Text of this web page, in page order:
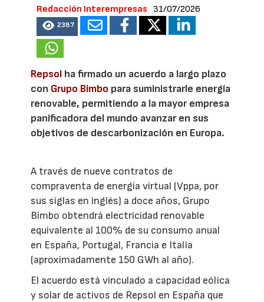
Redacción Interempresas 31/07/2026
2387
Repsol ha firmado un acuerdo a largo plazo
con Grupo Bimbo para suministrarle energía
renovable, permitiendo a la mayor empresa
panificadora del mundo avanzar en sus
objetivos de descarbonización en Europa.
A través de nueve contratos de
compraventa de energía virtual (Vppa, por
sus siglas en inglés) a doce años, Grupo
Bimbo obtendrá electricidad renovable
equivalente al 100% de su consumo anual
en España, Portugal, Francia e Italia
(aproximadamente 150 GWh al año).
El acuerdo está vinculado a capacidad eólica
y solar de activos de Repsol en España que